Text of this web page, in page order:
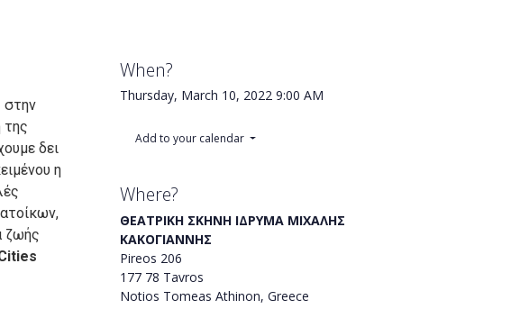
στην
της
δει
η
ζωής
When?
Thursday, March 10, 2022 9:00 AM
Add to your calendar
Where?
ΘΕΑΤΡΙΚΗ ΣΚΗΝΗ ΙΔΡΥΜΑ ΜΙΧΑΛΗΣ
ΚΑΚΟΓΙΑΝΝΗΣ
Pireos 206
177 78 Tavros
Notios Tomeas Athinon, Greece